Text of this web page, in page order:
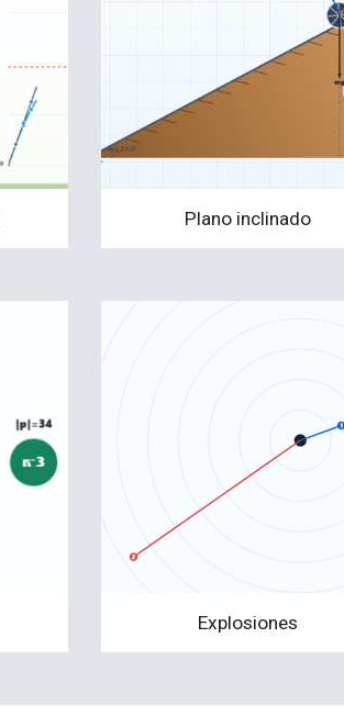
Plano inclinado
Explosiones